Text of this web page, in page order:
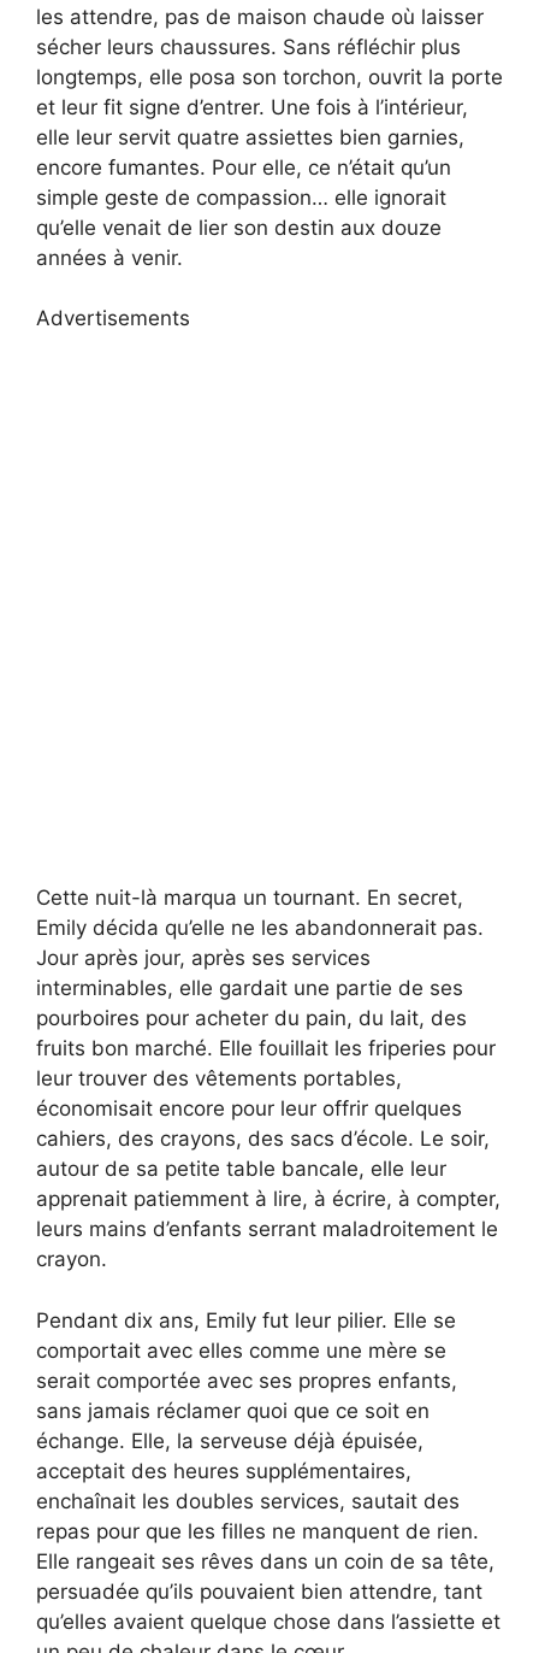
les attendre, pas de maison chaude où laisser
sécher leurs chaussures. Sans réfléchir plus
longtemps, elle posa son torchon, ouvrit la porte
et leur fit signe d’entrer. Une fois à l’intérieur,
elle leur servit quatre assiettes bien garnies,
encore fumantes. Pour elle, ce n’était qu’un
simple geste de compassion… elle ignorait
qu’elle venait de lier son destin aux douze
années à venir.
Advertisements
Cette nuit-là marqua un tournant. En secret,
Emily décida qu’elle ne les abandonnerait pas.
Jour après jour, après ses services
interminables, elle gardait une partie de ses
pourboires pour acheter du pain, du lait, des
fruits bon marché. Elle fouillait les friperies pour
leur trouver des vêtements portables,
économisait encore pour leur offrir quelques
cahiers, des crayons, des sacs d’école. Le soir,
autour de sa petite table bancale, elle leur
apprenait patiemment à lire, à écrire, à compter,
leurs mains d’enfants serrant maladroitement le
crayon.
Pendant dix ans, Emily fut leur pilier. Elle se
comportait avec elles comme une mère se
serait comportée avec ses propres enfants,
sans jamais réclamer quoi que ce soit en
échange. Elle, la serveuse déjà épuisée,
acceptait des heures supplémentaires,
enchaînait les doubles services, sautait des
repas pour que les filles ne manquent de rien.
Elle rangeait ses rêves dans un coin de sa tête,
persuadée qu’ils pouvaient bien attendre, tant
qu’elles avaient quelque chose dans l’assiette et